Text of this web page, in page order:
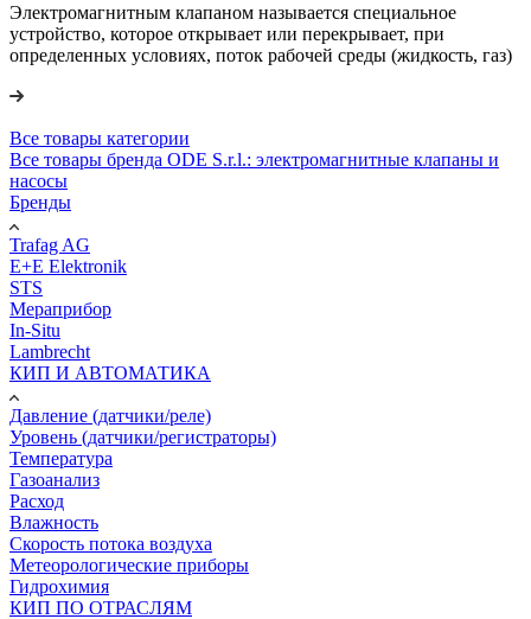
Электромагнитным клапаном называется специальное
устройство, которое открывает или перекрывает, при
определенных условиях, поток рабочей среды (жидкость, газ)
Все товары категории
Все товары бренда ODE S.r.l.: электромагнитные клапаны и
насосы
Бренды
Trafag AG
E+E Elektronik
STS
Мераприбор
In-Situ
Lambrecht
КИП И АВТОМАТИКА
Давление (датчики/реле)
Уровень (датчики/регистраторы)
Температура
Газоанализ
Расход
Влажность
Скорость потока воздуха
Метеорологические приборы
Гидрохимия
КИП ПО ОТРАСЛЯМ